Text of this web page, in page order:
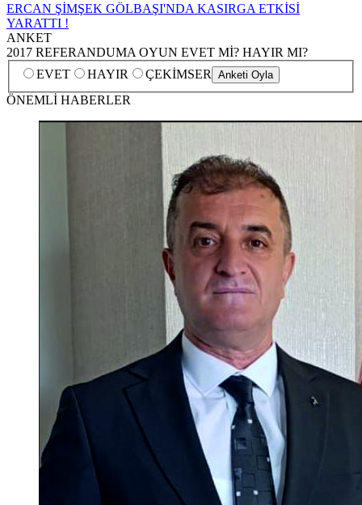
ERCAN ŞİMŞEK GÖLBAŞI'NDA KASIRGA ETKİSİ
YARATTI !
ANKET
2017 REFERANDUMA OYUN EVET Mİ? HAYIR MI?
EVET
HAYIR
ÇEKİMSER
ÖNEMLİ HABERLER